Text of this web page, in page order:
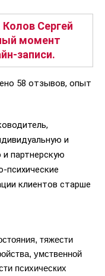
Сергей
момент
записи.
58 отзывов, опыт
и
партнерскую
психические
клиентов старше
тяжести
умственной
психических